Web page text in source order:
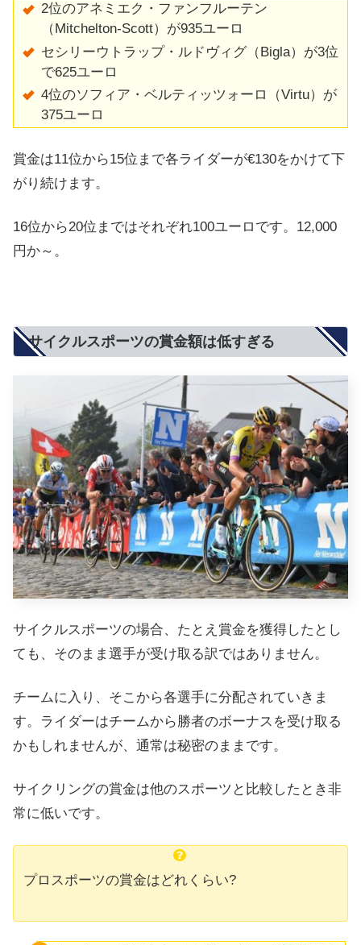
2位のアネミエク・ファンフルーテン
（Mitchelton-Scott）が935ユーロ
セシリーウトラップ・ルドヴィグ（Bigla）が3位
で625ユーロ
4位のソフィア・ベルティッツォーロ（Virtu）が
375ユーロ
賞金は11位から15位まで各ライダーが€130をかけて下
がり続けます。
16位から20位まではそれぞれ100ユーロです。12,000
円か～。
サイクルスポーツの賞金額は低すぎる
サイクルスポーツの場合、たとえ賞金を獲得したとし
ても、そのまま選手が受け取る訳ではありません。
チームに入り、そこから各選手に分配されていきま
す。 ライダーはチームから勝者のボーナスを受け取る
かもしれませんが、通常は秘密のままです。
サイクリングの賞金は他のスポーツと比較したとき非
常に低いです。
プロスポーツの賞金はどれくらい?